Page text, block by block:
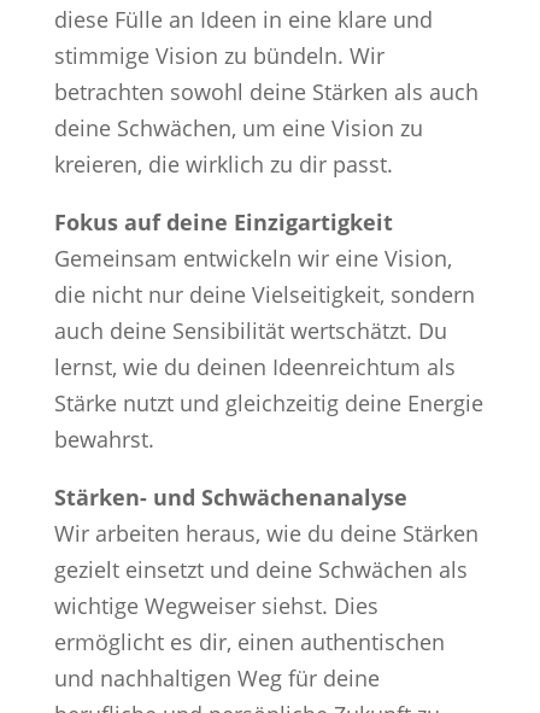
diese Fülle an Ideen in eine klare und
stimmige Vision zu bündeln. Wir
betrachten sowohl deine Stärken als auch
deine Schwächen, um eine Vision zu
kreieren, die wirklich zu dir passt.
Fokus auf deine Einzigartigkeit
Gemeinsam entwickeln wir eine Vision,
die nicht nur deine Vielseitigkeit, sondern
auch deine Sensibilität wertschätzt. Du
lernst, wie du deinen Ideenreichtum als
Stärke nutzt und gleichzeitig deine Energie
bewahrst.
Stärken- und Schwächenanalyse
Wir arbeiten heraus, wie du deine Stärken
gezielt einsetzt und deine Schwächen als
wichtige Wegweiser siehst. Dies
ermöglicht es dir, einen authentischen
und nachhaltigen Weg für deine